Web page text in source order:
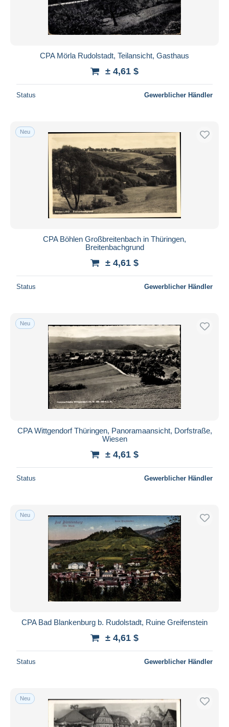
CPA Mörla Rudolstadt, Teilansicht, Gasthaus
± 4,61 $
Status Gewerblicher Händler
Neu
CPA Böhlen Großbreitenbach in Thüringen,
Breitenbachgrund
± 4,61 $
Status Gewerblicher Händler
Neu
CPA Wittgendorf Thüringen, Panoramaansicht, Dorfstraße,
Wiesen
± 4,61 $
Status Gewerblicher Händler
Neu
CPA Bad Blankenburg b. Rudolstadt, Ruine Greifenstein
± 4,61 $
Status Gewerblicher Händler
Neu